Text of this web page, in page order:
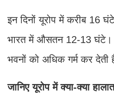
इन दिनों यूरोप में करीब 16
भारत में औसतन 12-13 घंटे।
भवनों को अधिक गर्म कर देती
जानिए यूरोप में क्या-क्या